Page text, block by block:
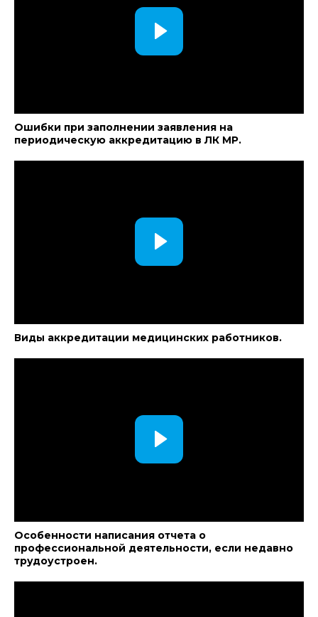
Ошибки при заполнении заявления на
периодическую аккредитацию в ЛК МР.
Виды аккредитации медицинских работников.
Особенности написания отчета о
профессиональной деятельности, если недавно
трудоустроен.